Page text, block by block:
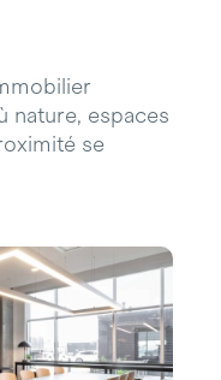
nature, espaces
se